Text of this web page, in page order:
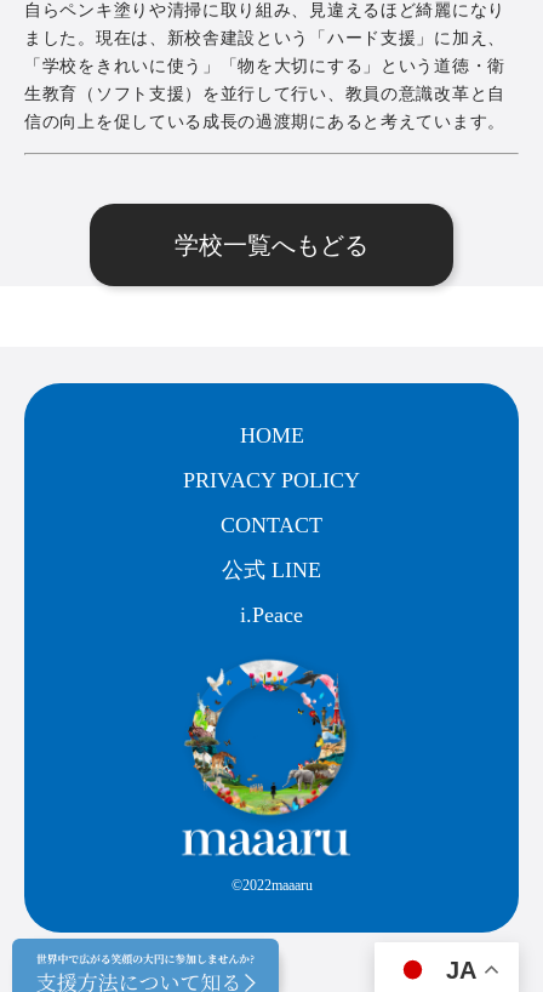
自らペンキ塗りや清掃に取り組み、見違えるほど綺麗になり
ました。現在は、新校舎建設という「ハード支援」に加え、
「学校をきれいに使う」「物を大切にする」という道徳・衛
生教育（ソフト支援）を並行して行い、教員の意識改革と自
信の向上を促している成長の過渡期にあると考えています。
学校一覧へもどる
HOME
PRIVACY POLICY
CONTACT
公式 LINE
i.Peace
©2022maaaru
JA